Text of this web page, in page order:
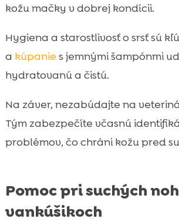
kožu mačky v dobrej kondícii.
Hygiena a starostlivosť o srsť sú
a kúpanie s jemnými šampónmi
hydratovanú a čistú.
Na záver, nezabúdajte na
Tým zabezpečíte včasnú
problémov, čo chráni kožu pred
Pomoc pri suchých
vankúšikoch